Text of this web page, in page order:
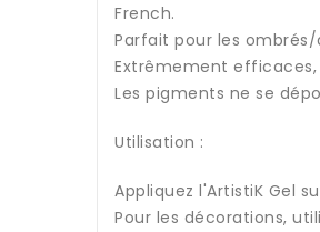
French.
Parfait pour les
Extrêmement
Les pigments ne se
Utilisation :
Appliquez l'ArtistiK Gel
Pour les décorations,